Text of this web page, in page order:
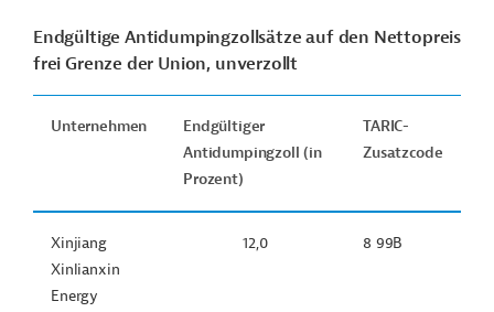
Endgültige Antidumpingzollsätze auf den Nettopreis
frei Grenze der Union, unverzollt
Unternehmen
Endgültiger
Antidumpingzoll (in
Prozent)
TARIC-
Zusatzcode
Xinjiang
Xinlianxin
Energy
12,0 8 99B